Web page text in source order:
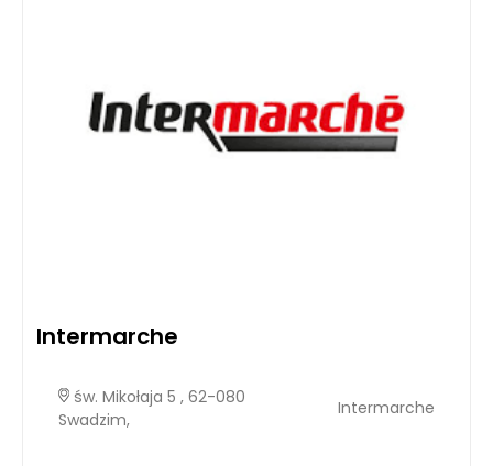
Intermarche
św. Mikołaja 5 , 62-080
Swadzim,
Intermarche